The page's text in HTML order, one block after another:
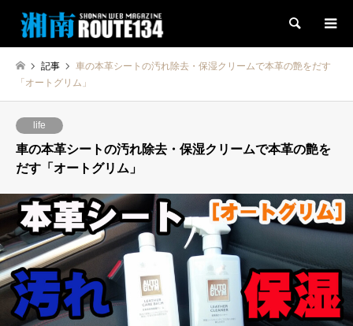
検索
記事
車の本革シートの汚れ除去・保湿クリームで本革の艶をだす
「オートグリム」
life
車の本革シートの汚れ除去・保湿クリームで本革の艶を
だす「オートグリム」